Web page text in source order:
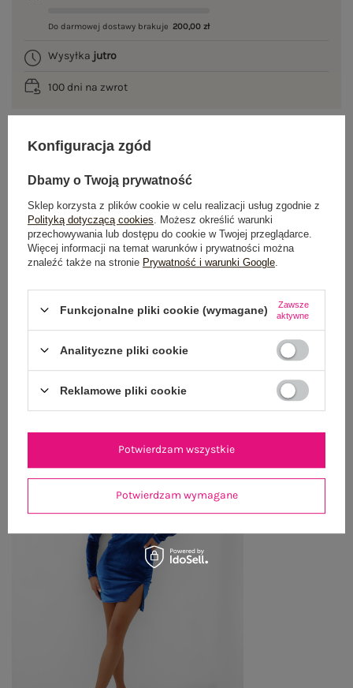
Do darmowej dostawy brakuje 200,00 zł
Wysyłka jutro
100 dni na zwrot
OPINIE O PRODUKCIE (0)
WYSYŁKA I DOSTAWA
ZWROTY I REKLAMACJE
OSTATNIO OGLĄDANE
Zobacz wszystko
Konfiguracja zgód
Dbamy o Twoją prywatność
Sklep korzysta z plików cookie w celu realizacji usług zgodnie z
Polityką dotyczącą cookies . Możesz określić warunki
przechowywania lub dostępu do cookie w Twojej przeglądarce.
Więcej informacji na temat warunków i prywatności można
znaleźć także na stronie Prywatność i warunki Google
Funkcjonalne pliki cookie (wymagane)
Zawsze
aktywne
Analityczne pliki cookie
Reklamowe pliki cookie
Potwierdzam wymagane
Potwierdzam wszystkie